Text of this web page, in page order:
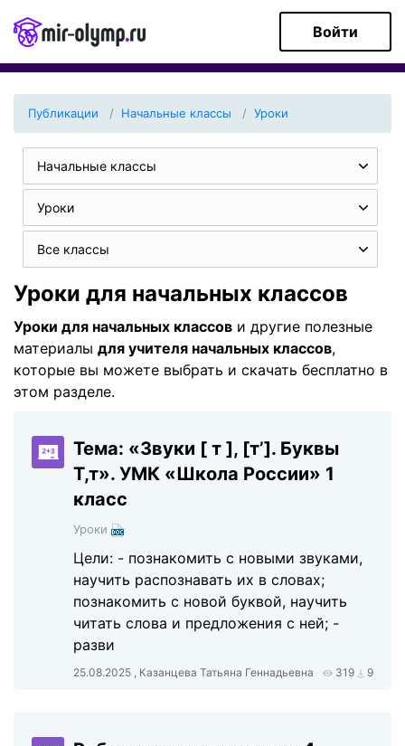
Войти
Публикации Начальные классы Уроки
Начальные классы
Уроки
Все классы
Уроки для начальных классов
Уроки для начальных классов и другие полезные
материалы для учителя начальных классов,
которые вы можете выбрать и скачать бесплатно в
этом разделе.
Тема: «Звуки [ т ], [т’]. Буквы
Т,т». УМК «Школа России» 1
класс
Уроки
Цели: - познакомить с новыми звуками,
научить распознавать их в словах;
познакомить с новой буквой, научить
читать слова и предложения с ней; -
разви
25.08.2025 , Казанцева Татьяна Геннадьевна 319 9